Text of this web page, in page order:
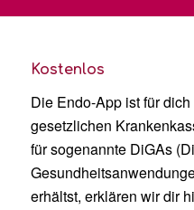
Kostenlos
Die Endo-App ist für
gesetzlichen
für sogenannte DiGAs
erhältst, erklären wir dir